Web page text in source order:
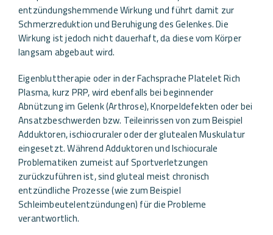
entzündungshemmende Wirkung und führt damit zur
Schmerzreduktion und Beruhigung des Gelenkes. Die
Wirkung ist jedoch nicht dauerhaft, da diese vom Körper
langsam abgebaut wird.
Eigenbluttherapie oder in der Fachsprache Platelet Rich
Plasma, kurz PRP, wird ebenfalls bei beginnender
Abnützung im Gelenk (Arthrose), Knorpeldefekten oder bei
Ansatzbeschwerden bzw. Teileinrissen von zum Beispiel
Adduktoren, ischiocruraler oder der glutealen Muskulatur
eingesetzt. Während Adduktoren und Ischiocurale
Problematiken zumeist auf Sportverletzungen
zurückzuführen ist, sind gluteal meist chronisch
entzündliche Prozesse (wie zum Beispiel
Schleimbeutelentzündungen) für die Probleme
verantwortlich.